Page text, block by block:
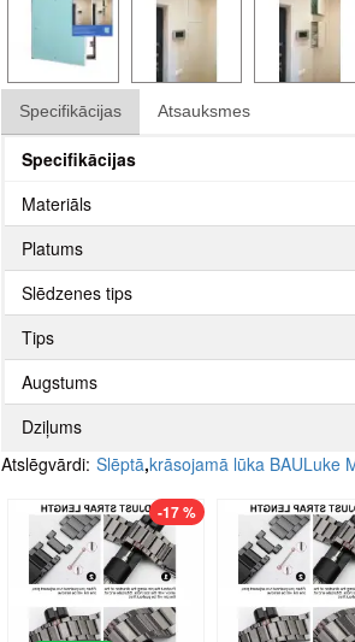
Specifikācijas Atsauksmes
Specifikācijas
Materiāls
Platums
Slēdzenes tips
Tips
Augstums
Dziļums
Atslēgvārdi: Slēptā,krāsojamā lūka BAULuke
-17 %